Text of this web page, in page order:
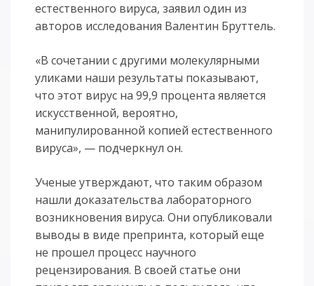
естественного вируса, заявил один из
авторов исследования Валентин Бруттель.
«В сочетании с другими молекулярными
уликами наши результаты показывают,
что этот вирус на 99,9 процента является
искусственной, вероятно,
манипулированной копией естественного
вируса», — подчеркнул он.
Ученые утверждают, что таким образом
нашли доказательства лабораторного
возникновения вируса. Они опубликовали
выводы в виде препринта, который еще
не прошел процесс научного
рецензирования. В своей статье они